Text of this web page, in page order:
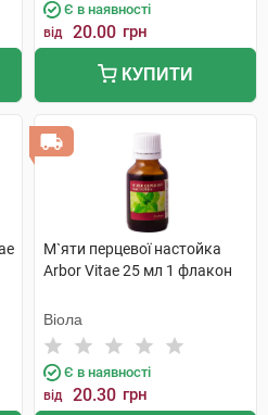
Є в наявності
від 20.00 грн
КУПИТИ
М`яти перцевої настойка
Arbor Vitae 25 мл 1 флакон
Віола
Є в наявності
від 20.30 грн